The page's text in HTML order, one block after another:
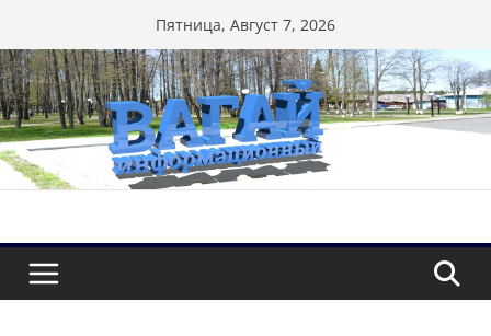
к
содержимому
Пятница, Август 7, 2026